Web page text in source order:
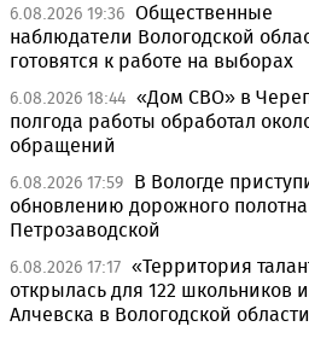
6.08.2026 19:36 Общественные
наблюдатели Вологодской
готовятся к работе на выборах
6.08.2026 18:44 «Дом СВО» в
полгода работы обработал
обращений
6.08.2026 17:59 В Вологде
обновлению дорожного
Петрозаводской
6.08.2026 17:17 «Территория
открылась для 122 школьников
Алчевска в Вологодской области